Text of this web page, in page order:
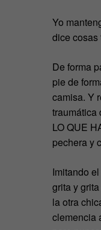
Yo
dice cosas
De forma
pie de
camisa. Y
traumática
LO QUE
pechera y
Imitando
grita y
la otra
clemencia